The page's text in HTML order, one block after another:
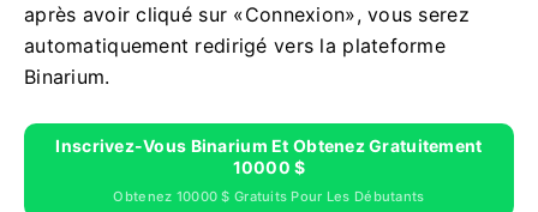
après avoir cliqué sur «Connexion», vous serez
automatiquement redirigé vers la plateforme
Binarium.
Inscrivez-Vous Binarium Et Obtenez Gratuitement
10000 $
Obtenez 10000 $ Gratuits Pour Les Débutants